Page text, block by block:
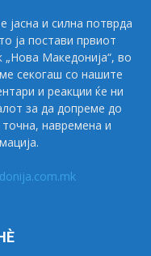
и силна потврда
ја постави првиот
„Нова Македонија“, во
секогаш со нашите
и реакции ќе ни
за да допреме до
навремена и